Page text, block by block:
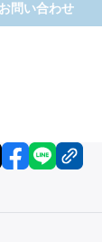
お問い合わせ
X facebook